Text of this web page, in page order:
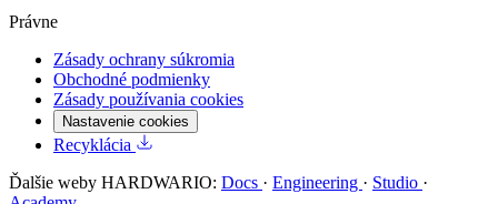
Právne
Zásady ochrany súkromia
Obchodné podmienky
Zásady používania cookies
Nastavenie cookies
Recyklácia
Ďalšie weby HARDWARIO: Docs · Engineering · Studio ·